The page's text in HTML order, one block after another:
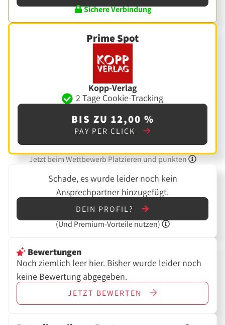
Sichere Verbindung
Prime Spot
Kopp-Verlag
2 Tage Cookie-Tracking
BIS ZU 12,00 %
PAY PER CLICK
Jetzt beim Wettbewerb Platzieren und punkten
Schade, es wurde leider noch kein
Ansprechpartner hinzugefügt.
DEIN PROFIL?
(Und Premium-Vorteile nutzen)
Bewertungen
Noch ziemlich leer hier. Bisher wurde leider noch
keine Bewertung abgegeben.
JETZT BEWERTEN